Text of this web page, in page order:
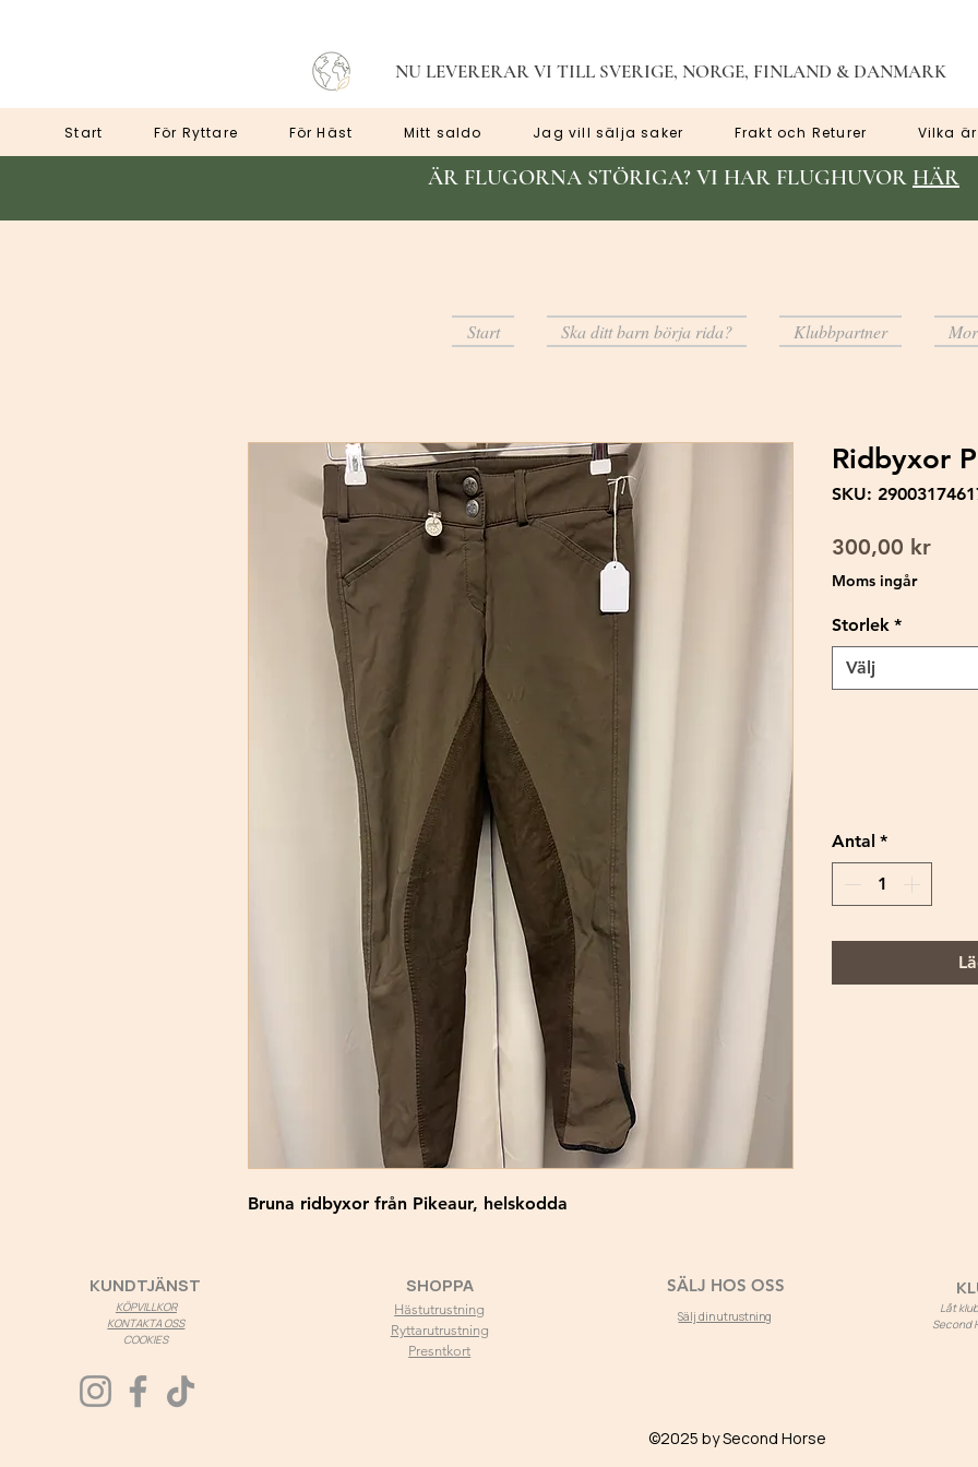
NU LEVERERAR VI TILL SVERIGE, NORGE, FINLAND & DANMARK
Start För Ryttare För Häst Mitt saldo Jag vill sälja saker Frakt och Returer Vilka
ÄR FLUGORNA STÖRIGA? VI HAR FLUGHUVOR HÄR
Bruna ridbyxor från Pikeaur, helskodda
Ridbyxor
SKU:
300,00 krPris
Moms ingår
Storlek *
Välj
Antal *
Start Ska ditt barn börja rida? Klubbpartner
KUNDTJÄNST
KÖPVILLKOR
KONTAKTA OSS
COOKIES
SHOPPA
Hästutrustning
Ryttarutrustning
Presntkort
SÄLJ HOS OSS
Sälj din utrustning
©2025 by Second Horse
Låt
Second